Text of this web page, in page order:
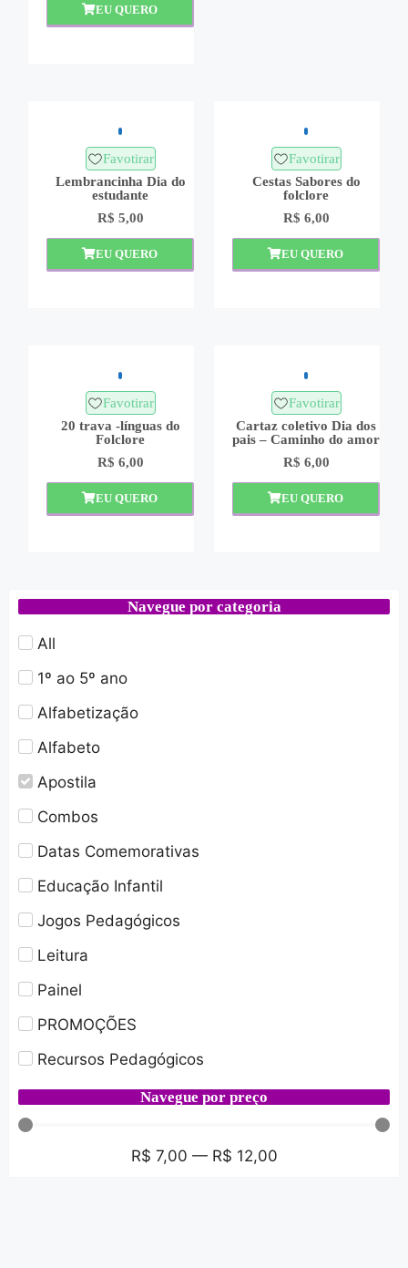
EU QUERO
Favotirar
Lembrancinha Dia do
estudante
R$ 5,00
EU QUERO
Favotirar
Cestas Sabores do
folclore
R$ 6,00
EU QUERO
Favotirar
20 trava -línguas do
Folclore
R$ 6,00
EU QUERO
Favotirar
Cartaz coletivo Dia dos
pais – Caminho do amor
R$ 6,00
EU QUERO
Navegue por categoria
All
1º ao 5º ano
Alfabetização
Alfabeto
Apostila
Combos
Datas Comemorativas
Educação Infantil
Jogos Pedagógicos
Leitura
Painel
PROMOÇÕES
Recursos Pedagógicos
Navegue por preço
R$ 7,00 — R$ 12,00